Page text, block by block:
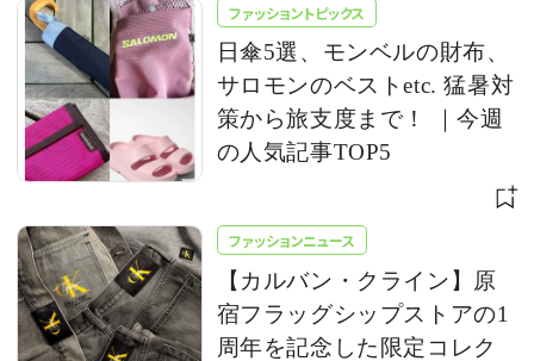
ファッショントピックス
日傘5選、モンベルの財布、
サロモンのベストetc. 猛暑対
策から旅支度まで！ ｜今週
の人気記事TOP5
ファッションニュース
【カルバン・クライン】原
宿フラッグシップストアの1
周年を記念した限定コレク